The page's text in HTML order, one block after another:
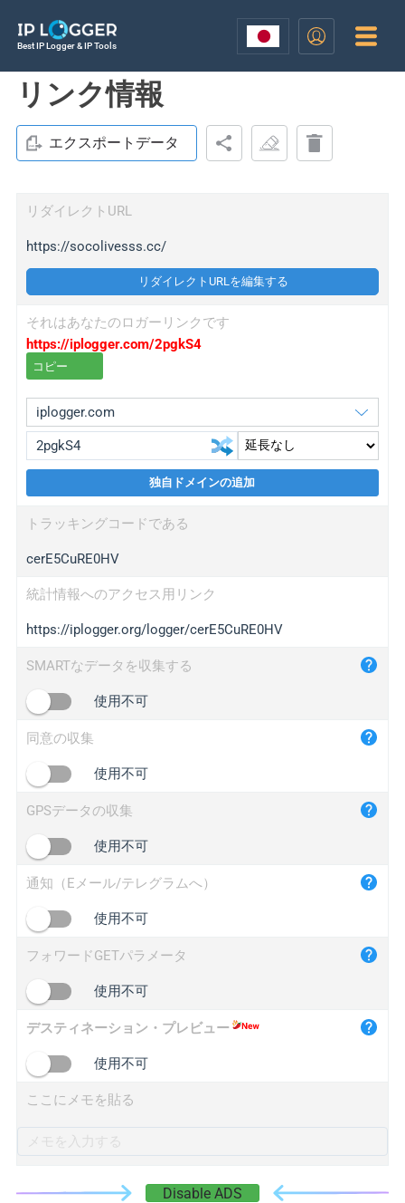
Best IP Logger & IP Tools
リンク情報
エクスポートデータ
リダイレクトURL
https://socolivesss.cc/
リダイレクトURLを編集する
それはあなたのロガーリンクです
https://iplogger.com/2pgkS4
コピー
wl.gl
ed.tc
bc.ax
iplogger.com
maper.info
2no.co
yip.su
iplogger.info
iplogger.cn
独自ドメインの追加
トラッキングコードである
cerE5CuRE0HV
統計情報へのアクセス用リンク
https://iplogger.org/logger/cerE5CuRE0HV
SMARTなデータを収集する
使用不可
同意の収集
使用不可
GPSデータの収集
使用不可
通知（Eメール/テレグラムへ）
使用不可
フォワードGETパラメータ
使用不可
デスティネーション・プレビュー
使用不可
ここにメモを貼る
Disable ADS